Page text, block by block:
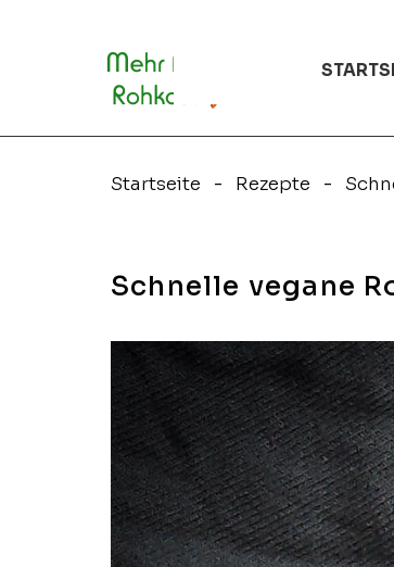
Startseite Rezepte
Schnelle vegane